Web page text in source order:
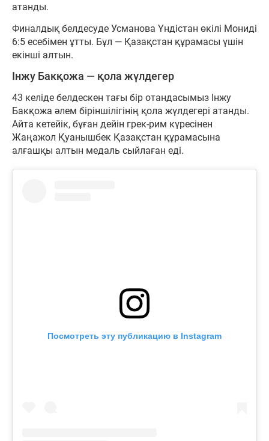
атанды.
Финалдық белдесуде Усманова Үндістан өкілі Мониді
6:5 есебімен ұтты. Бұл — Қазақстан құрамасы үшін
екінші алтын.
Інжу Бакқожа — қола жүлдегер
43 келіде белдескен тағы бір отандасымыз Інжу
Бакқожа әлем біріншілігінің қола жүлдегері атанды.
Айта кетейік, бұған дейін грек-рим күресінен
Жаңажол Қуанышбек Қазақстан құрамасына
алғашқы алтын медаль сыйлаған еді.
Посмотреть эту публикацию в Instagram